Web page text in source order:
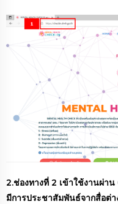
2.ช่องทางที่ 2 เข้าใช้งานผ่า
มีการประชาสัมพันธ์จากสื่อต่า